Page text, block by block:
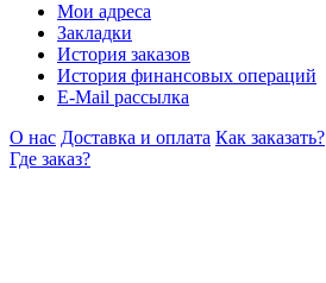
Мои адреса
Закладки
История заказов
История финансовых операций
E-Mail рассылка
О нас Доставка и оплата Как заказать?
Где заказ?